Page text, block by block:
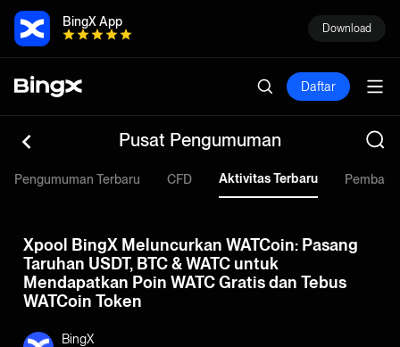
BingX App Download
Daftar
Pusat Pengumuman
Pengumuman Terbaru CFD Aktivitas Terbaru
Xpool BingX Meluncurkan WATCoin: Pasang
Taruhan USDT, BTC & WATC untuk
Mendapatkan Poin WATC Gratis dan Tebus
WATCoin Token
BingX